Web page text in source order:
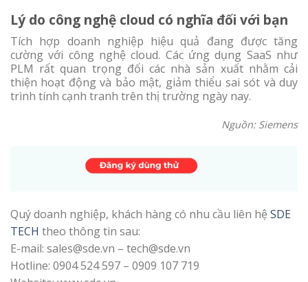
Lý do công nghệ cloud có nghĩa đối với bạn
Tích hợp doanh nghiệp hiệu quả đang được tăng
cường với công nghệ cloud. Các ứng dụng SaaS như
PLM rất quan trọng đối các nhà sản xuất nhằm cải
thiện hoạt động và bảo mật, giảm thiểu sai sót và duy
trình tính cạnh tranh trên thị trường ngày nay.
Nguồn: Siemens
Quý doanh nghiệp, khách hàng có nhu cầu liên hệ SDE
TECH theo thông tin sau:
E-mail: sales@sde.vn – tech@sde.vn
Hotline: 0904 524 597 – 0909 107 719